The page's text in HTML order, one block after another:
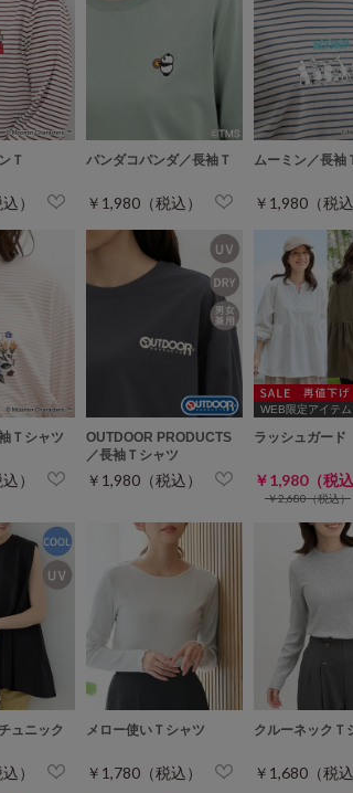
Ｔ
）
パンダコパンダ／長袖Ｔ
￥1,980（税込）
ムーミン／長袖
￥1,980（税込
Ｔシャツ
）
OUTDOOR PRODUCTS
／長袖Ｔシャツ
￥1,980（税込）
WEB限定アイテム
ラッシュガード
￥1,980（税込
￥2,680（税込）
ュニック
）
メロー使いＴシャツ
￥1,780（税込）
クルーネックＴ
￥1,680（税込